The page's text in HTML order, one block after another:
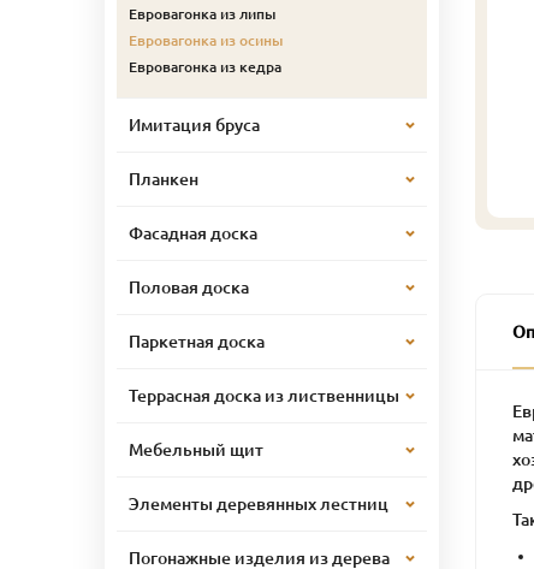
Евровагонка из липы
Евровагонка из осины
Евровагонка из кедра
Имитация бруса
Планкен
Фасадная доска
Половая доска
Паркетная доска
Террасная доска из лиственницы
Мебельный щит
Элементы деревянных лестниц
Погонажные изделия из дерева